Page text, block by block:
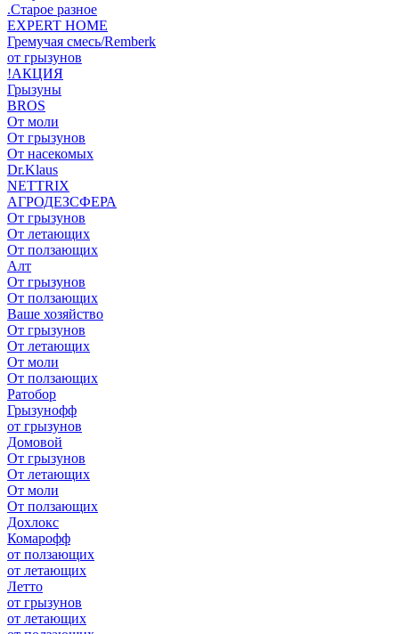
.Старое разное
EXPERT HOME
Гремучая смесь/Remberk
от грызунов
!АКЦИЯ
Грызуны
BROS
От моли
От грызунов
От насекомых
Dr.Klaus
NETTRIX
АГРОДЕЗСФЕРА
От грызунов
От летающих
От ползающих
Алт
От грызунов
От ползающих
Ваше хозяйство
От грызунов
От летающих
От моли
От ползающих
Ратобор
Грызунофф
от грызунов
Домовой
От грызунов
От летающих
От моли
От ползающих
Дохлокс
Комарофф
от ползающих
от летающих
Летто
от грызунов
от летающих